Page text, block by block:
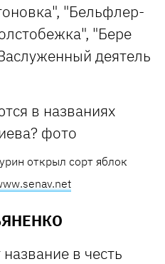
"Бельфлер-
"Бере
деятель
открыл сорт яблок
в честь